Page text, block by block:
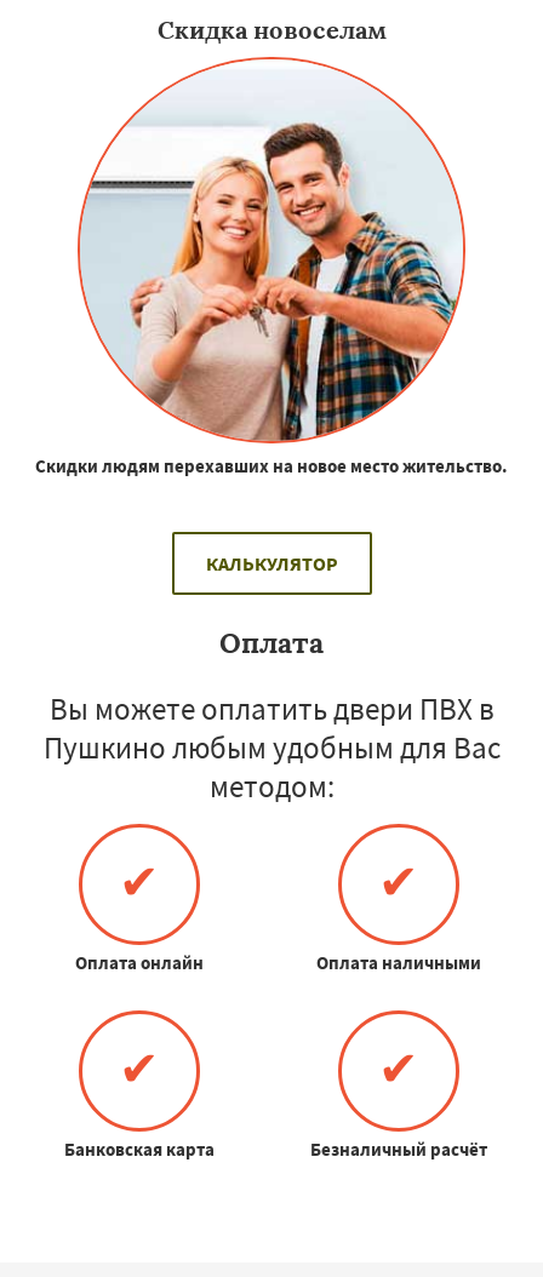
Скидка новоселам
Скидки людям перехавших на новое место жительство.
КАЛЬКУЛЯТОР
Оплата
Вы можете оплатить двери ПВХ в
Пушкино любым удобным для Вас
методом:
✔
Оплата онлайн
✔
Оплата наличными
✔
Банковская карта
✔
Безналичный расчёт